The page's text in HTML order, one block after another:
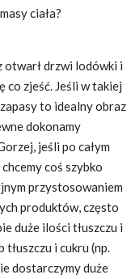
ciała?
otwarł drzwi lodówki i
co zjeść. Jeśli w takiej
to idealny obraz
dokonamy
jeśli po całym
coś szybko
przystosowaniem
produktów, często
duże ilości tłuszczu i
i cukru (np.
dostarczymy duże